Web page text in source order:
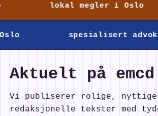
lokal megler i Oslo
spesialisert
Aktuelt på
Vi publiserer rolige, nyttige
redaksjonelle tekster med